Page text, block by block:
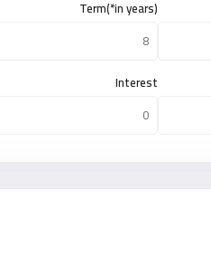
Term(*in years)
Interest